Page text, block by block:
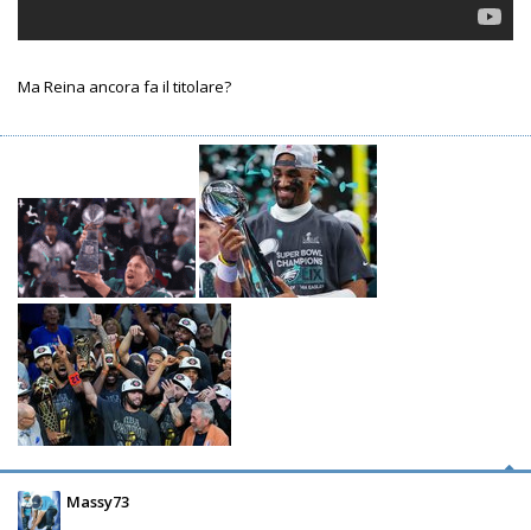
Ma Reina ancora fa il titolare?
Massy73